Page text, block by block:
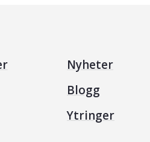
Nyheter
Blogg
Ytringer